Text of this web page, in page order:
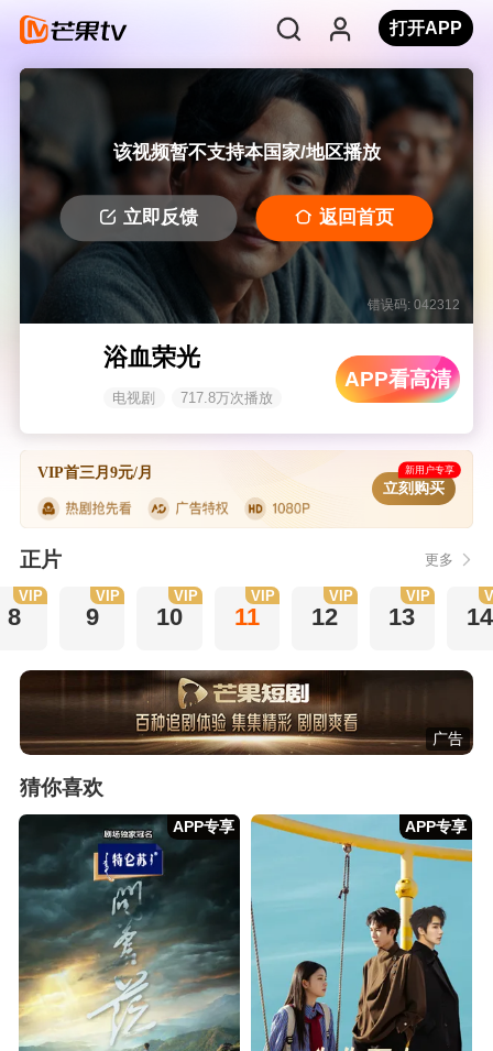
打开APP
该视频暂不支持本国家/地区播放
立即反馈 返回首页
错误码: 042312
浴血荣光
电视剧 717.8万次播放
APP看高清
VIP首三月9元/月 新用户专享
立刻购买
正片 更多
8
VIP
9
VIP
10
VIP
11
VIP
12
VIP
13
VIP
14
广告
猜你喜欢
APP专享 APP专享